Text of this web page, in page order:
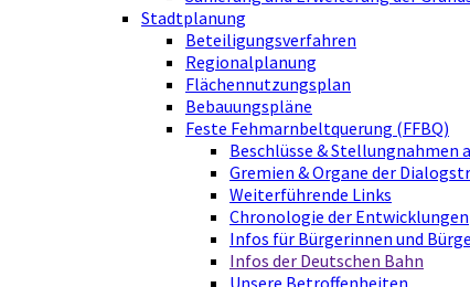
Stadtplanung
Beteiligungsverfahren
Regionalplanung
Flächennutzungsplan
Bebauungspläne
Feste Fehmarnbeltquerung (FFBQ)
Beschlüsse & Stellungnahmen
Gremien & Organe der
Weiterführende Links
Chronologie der Entwicklungen
Infos für Bürgerinnen und
Infos der Deutschen Bahn
Unsere Betroffenheiten